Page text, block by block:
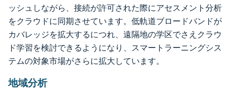
ッシュしながら、接続が許可された際にアセスメント分析
をクラウドに同期させています。低軌道ブロードバンドが
カバレッジを拡大するにつれ、遠隔地の学区でさえクラウ
ド学習を検討できるようになり、スマートラーニングシス
テムの対象市場がさらに拡大しています。
地域分析